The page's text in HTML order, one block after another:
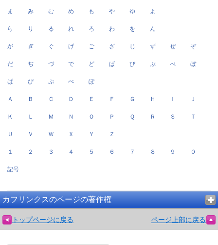
ま み む め も や ゆ よ
ら り る れ ろ わ を ん
が ぎ ぐ げ ご ざ じ ず ぜ ぞ
だ ぢ づ で ど ば び ぶ べ ぼ
ぱ ぴ ぷ ぺ ぽ
Ａ Ｂ Ｃ Ｄ Ｅ Ｆ Ｇ Ｈ Ｉ Ｊ
Ｋ Ｌ Ｍ Ｎ Ｏ Ｐ Ｑ Ｒ Ｓ Ｔ
Ｕ Ｖ Ｗ Ｘ Ｙ Ｚ
１ ２ ３ ４ ５ ６ ７ ８ ９ ０
記号
カフリンクスのページの著作権
トップページに戻る ページ上部に戻る